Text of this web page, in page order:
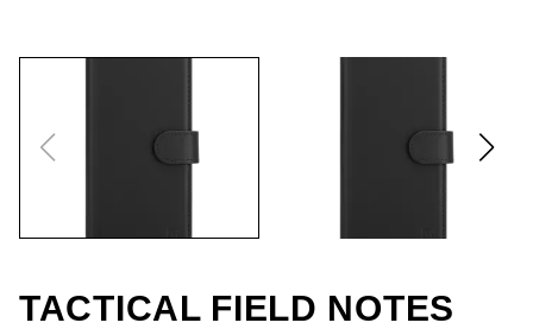
TACTICAL FIELD NOTES